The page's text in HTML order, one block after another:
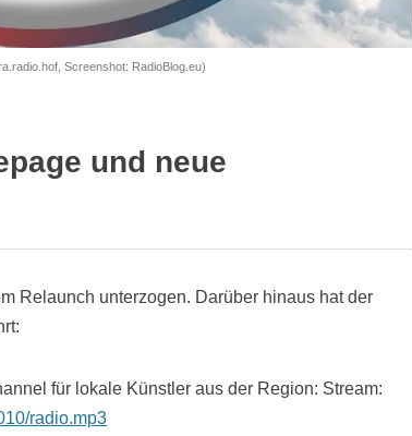
Screenshot: RadioBlog.eu)
und neue
Relaunch unterzogen. Darüber hinaus hat der
für lokale Künstler aus der Region: Stream:
radio.mp3